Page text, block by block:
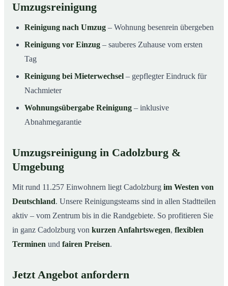
Umzugsreinigung
Reinigung nach Umzug – Wohnung besenrein übergeben
Reinigung vor Einzug – sauberes Zuhause vom ersten
Tag
Reinigung bei Mieterwechsel – gepflegter Eindruck für
Nachmieter
Wohnungsübergabe Reinigung – inklusive
Abnahmegarantie
Umzugsreinigung in Cadolzburg &
Umgebung
Mit rund 11.257 Einwohnern liegt Cadolzburg im Westen von
Deutschland. Unsere Reinigungsteams sind in allen Stadtteilen
aktiv – vom Zentrum bis in die Randgebiete. So profitieren Sie
in ganz Cadolzburg von kurzen Anfahrtswegen, flexiblen
Terminen und fairen Preisen.
Jetzt Angebot anfordern